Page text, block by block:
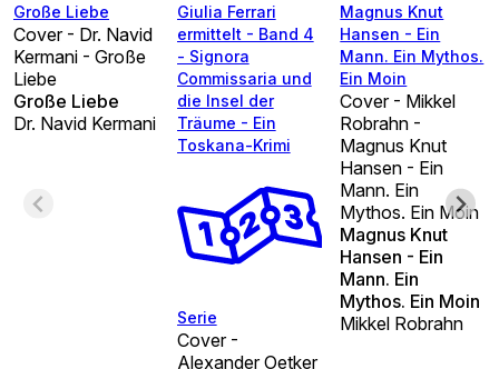
Große Liebe
Cover - Dr. Navid
Kermani - Große
Liebe
Große Liebe
Dr. Navid Kermani
Giulia Ferrari
ermittelt - Band 4
- Signora
Commissaria und
die Insel der
Träume - Ein
Toskana-Krimi
Serie
Cover -
Alexander Oetker
Magnus Knut
Hansen - Ein
Mann. Ein Mythos.
Ein Moin
Cover - Mikkel
Robrahn -
Magnus Knut
Hansen - Ein
Mann. Ein
Mythos. Ein Moin
Magnus Knut
Hansen - Ein
Mann. Ein
Mythos. Ein Moin
Mikkel Robrahn